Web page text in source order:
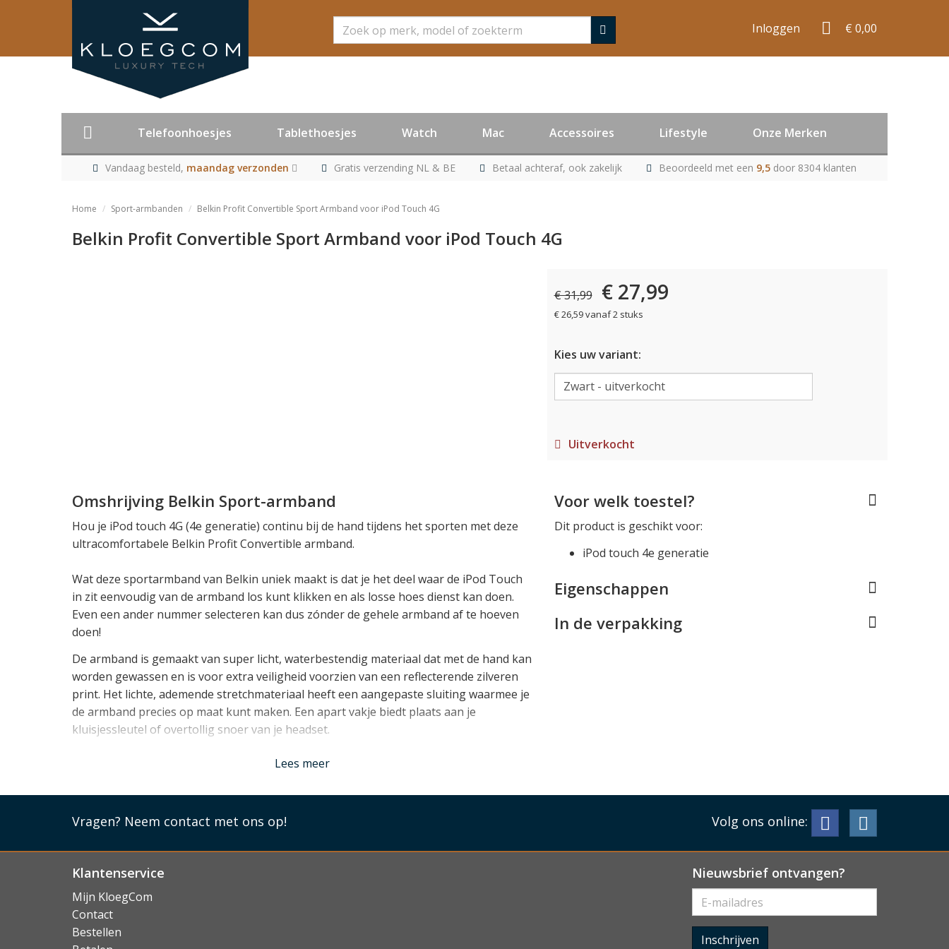
Zoeken Inloggen € 0,00
Telefoonhoesjes Tablethoesjes Watch Mac Accessoires Lifestyle Onze Merken
Vandaag besteld, maandag verzonden Gratis verzending NL & BE Betaal achteraf, ook zakelijk Beoordeeld met een 9,5 door 8304 klanten
Home Sport-armbanden Belkin Profit Convertible Sport Armband voor iPod Touch 4G
Belkin Profit Convertible Sport Armband voor iPod Touch 4G
€ 31,99 € 27,99
€ 26,59 vanaf 2 stuks
Kies uw variant:
Uitverkocht
Omshrijving Belkin Sport-armband
Hou je iPod touch 4G (4e generatie) continu bij de hand tijdens het sporten met deze
ultracomfortabele Belkin Profit Convertible armband.
Wat deze sportarmband van Belkin uniek maakt is dat je het deel waar de iPod Touch
in zit eenvoudig van de armband los kunt klikken en als losse hoes dienst kan doen.
Even een ander nummer selecteren kan dus zónder de gehele armband af te hoeven
doen!
De armband is gemaakt van super licht, waterbestendig materiaal dat met de hand kan
worden gewassen en is voor extra veiligheid voorzien van een reflecterende zilveren
print. Het lichte, ademende stretchmateriaal heeft een aangepaste sluiting waarmee je
de armband precies op maat kunt maken. Een apart vakje biedt plaats aan je
kluisjessleutel of overtollig snoer van je headset.
Lees minder
Lees meer
Voor welk toestel?
Dit product is geschikt voor:
iPod touch 4e generatie
Eigenschappen
In de verpakking
Vragen? Neem contact met ons op! Volg ons online:
Klantenservice
Mijn KloegCom
Contact
Bestellen
Nieuwsbrief ontvangen?
Inschrijven